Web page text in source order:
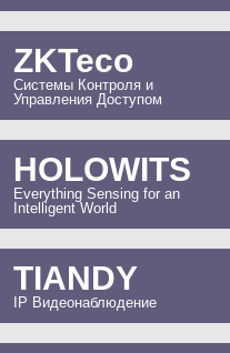
ZKTeco
Системы Контроля и
Управления Доступом
HOLOWITS
Everything Sensing for an
Intelligent World
TIANDY
IP Видеонаблюдение